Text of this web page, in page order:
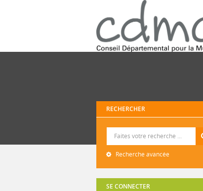
RECHERCHER
Recherche avancée
SE CONNECTER